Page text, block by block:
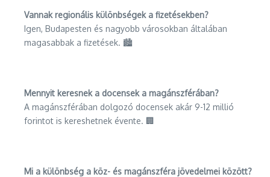
Vannak regionális különbségek a fizetésekben?
Igen, Budapesten és nagyobb városokban általában
magasabbak a fizetések. 🏙️
Mennyit keresnek a docensek a magánszférában?
A magánszférában dolgozó docensek akár 9-12 millió
forintot is kereshetnek évente. 🏢
Mi a különbség a köz- és magánszféra jövedelmei között?